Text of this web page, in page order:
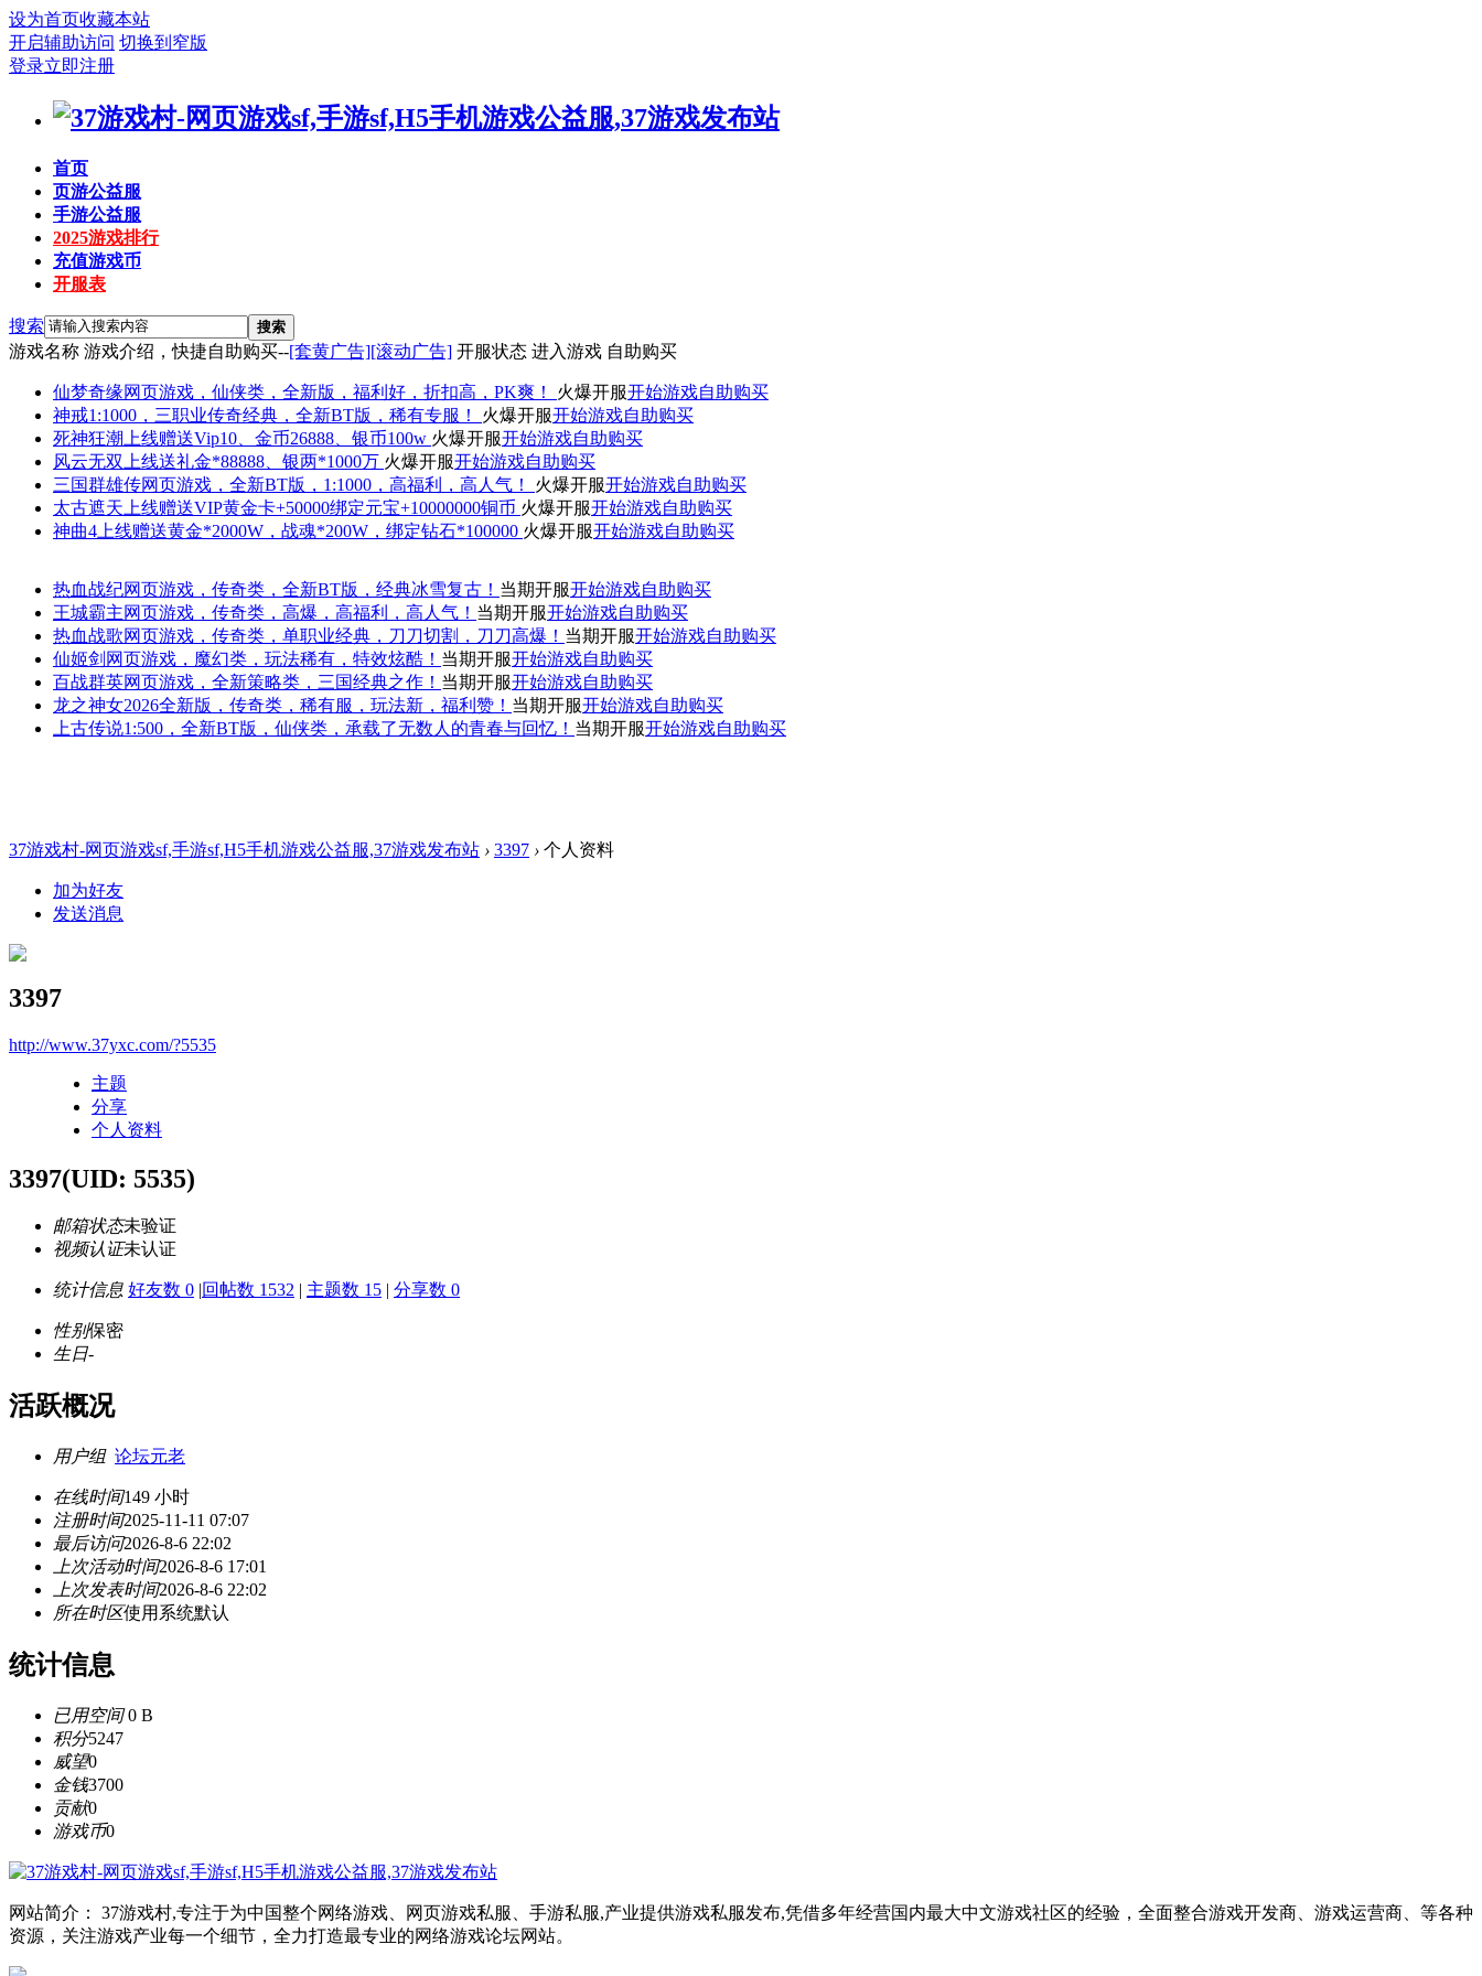
设为首页收藏本站
开启辅助访问 切换到窄版
登录立即注册
首页
页游公益服
手游公益服
2025游戏排行
充值游戏币
开服表
搜索 搜索
游戏名称 游戏介绍，快捷自助购买--[套黄广告][滚动广告] 开服状态 进入游戏 自助购买
仙梦奇缘网页游戏，仙侠类，全新版，福利好，折扣高，PK爽！ 火爆开服开始游戏自助购买
神戒1:1000，三职业传奇经典，全新BT版，稀有专服！ 火爆开服开始游戏自助购买
死神狂潮 上线赠送Vip10、金币26888、银币100w 火爆开服开始游戏自助购买
风云无双 上线送礼金*88888、银两*1000万 火爆开服开始游戏自助购买
三国群雄传网页游戏，全新BT版，1:1000，高福利，高人气！ 火爆开服开始游戏自助购买
太古遮天 上线赠送VIP黄金卡+50000绑定元宝+10000000铜币 火爆开服开始游戏自助购买
神曲4 上线赠送黄金*2000W，战魂*200W，绑定钻石*100000 火爆开服开始游戏自助购买
热血战纪网页游戏，传奇类，全新BT版，经典冰雪复古！ 当期开服开始游戏自助购买
王城霸主网页游戏，传奇类，高爆，高福利，高人气！ 当期开服开始游戏自助购买
热血战歌网页游戏，传奇类，单职业经典，刀刀切割，刀刀高爆！ 当期开服开始游戏自助购买
仙姬剑 网页游戏，魔幻类，玩法稀有，特效炫酷！ 当期开服开始游戏自助购买
百战群英网页游戏，全新策略类，三国经典之作！ 当期开服开始游戏自助购买
龙之神女2026全新版，传奇类，稀有服，玩法新，福利赞！ 当期开服开始游戏自助购买
上古传说1:500，全新BT版，仙侠类，承载了无数人的青春与回忆！ 当期开服开始游戏自助购买
37游戏村-网页游戏sf,手游sf,H5手机游戏公益服,37游戏发布站 › 3397 › 个人资料
加为好友
发送消息
3397
http://www.37yxc.com/?5535
主题
分享
个人资料
3397(UID: 5535)
邮箱状态未验证
视频认证未认证
统计信息 好友数 0 |回帖数 1532 | 主题数 15 | 分享数 0
性别保密
生日-
活跃概况
用户组 论坛元老
在线时间149 小时
注册时间2025-11-11 07:07
最后访问2026-8-6 22:02
上次活动时间2026-8-6 17:01
上次发表时间2026-8-6 22:02
所在时区使用系统默认
统计信息
已用空间0 B
积分5247
威望0
金钱3700
贡献0
游戏币0
网站简介： 37游戏村,专注于为中国整个网络游戏、网页游戏私服、手游私服,产业提供游戏私服发布,凭借多年经营国内最大中文游戏社区的经验，全面整合游戏开发商、游戏运营商、等各种
资源，关注游戏产业每一个细节，全力打造最专业的网络游戏论坛网站。